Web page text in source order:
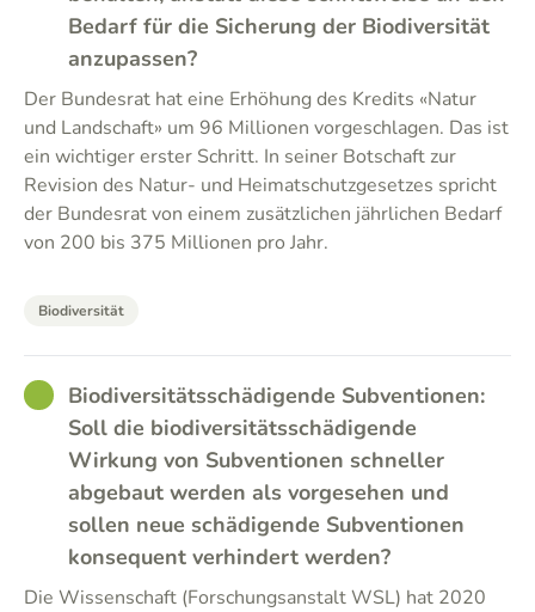
Bedarf für die Sicherung der Biodiversität
anzupassen?
Der Bundesrat hat eine Erhöhung des Kredits «Natur
und Landschaft» um 96 Millionen vorgeschlagen. Das ist
ein wichtiger erster Schritt. In seiner Botschaft zur
Revision des Natur- und Heimatschutzgesetzes spricht
der Bundesrat von einem zusätzlichen jährlichen Bedarf
von 200 bis 375 Millionen pro Jahr.
Biodiversität
GOODBiodiversitätsschädigende Subventionen:
Soll die biodiversitätsschädigende
Wirkung von Subventionen schneller
abgebaut werden als vorgesehen und
sollen neue schädigende Subventionen
konsequent verhindert werden?
Die Wissenschaft (Forschungsanstalt WSL) hat 2020